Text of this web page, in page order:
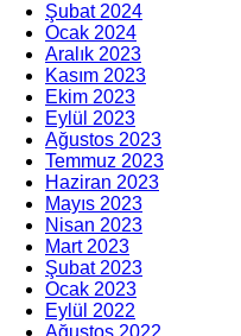
Şubat 2024
Ocak 2024
Aralık 2023
Kasım 2023
Ekim 2023
Eylül 2023
Ağustos 2023
Temmuz 2023
Haziran 2023
Mayıs 2023
Nisan 2023
Mart 2023
Şubat 2023
Ocak 2023
Eylül 2022
Ağustos 2022